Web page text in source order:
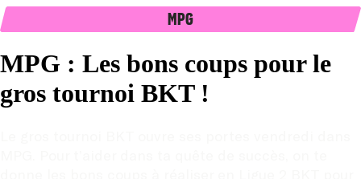
MPG
MPG : Les bons coups pour le
gros tournoi BKT !